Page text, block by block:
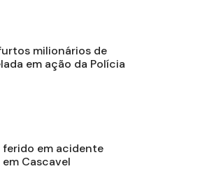
milionários de
em ação da Polícia
em acidente
Cascavel